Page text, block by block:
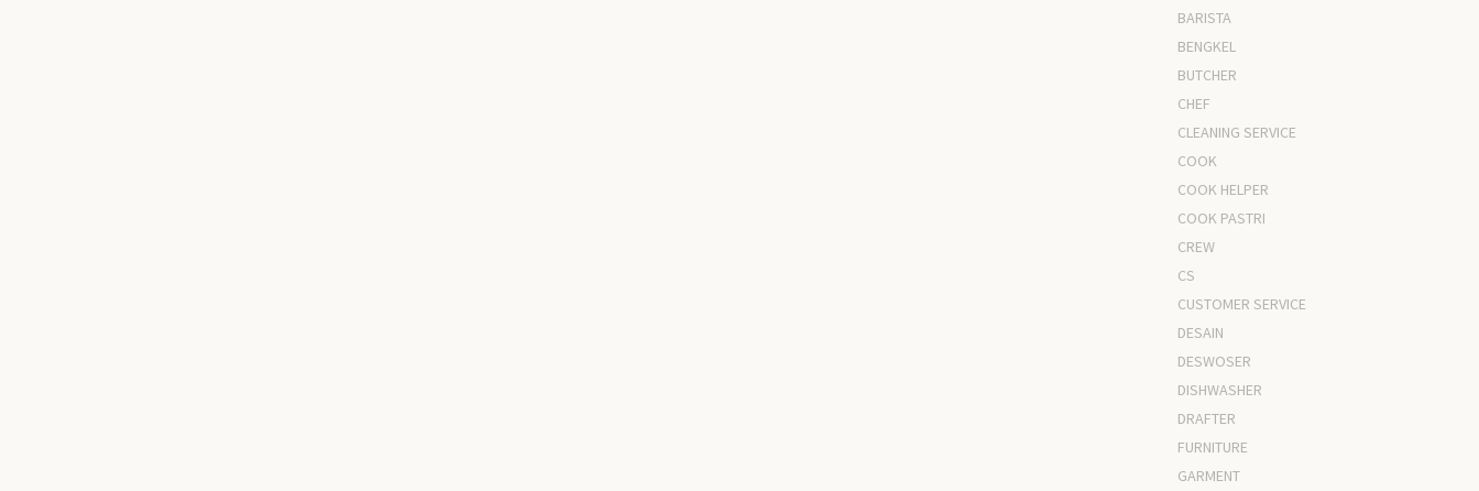
BARISTA
BENGKEL
BUTCHER
CHEF
CLEANING SERVICE
COOK
COOK HELPER
COOK PASTRI
CREW
CS
CUSTOMER SERVICE
DESAIN
DESWOSER
DISHWASHER
DRAFTER
FURNITURE
GARMENT